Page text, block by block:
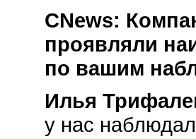
CNews:
проявляли
по вашим
Илья
у нас